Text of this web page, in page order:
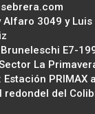
Alfaro 3049 y Luis
E7-
La
PRIMAX
redondel del